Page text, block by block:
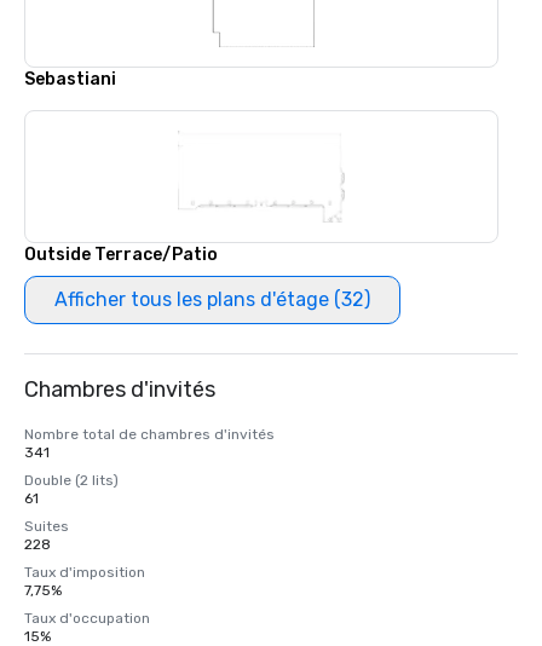
Sebastiani
Outside Terrace/Patio
Afficher tous les plans d'étage (32)
Chambres d'invités
Nombre total de chambres d'invités
341
Double (2 lits)
61
Suites
228
Taux d'imposition
7,75%
Taux d'occupation
15%